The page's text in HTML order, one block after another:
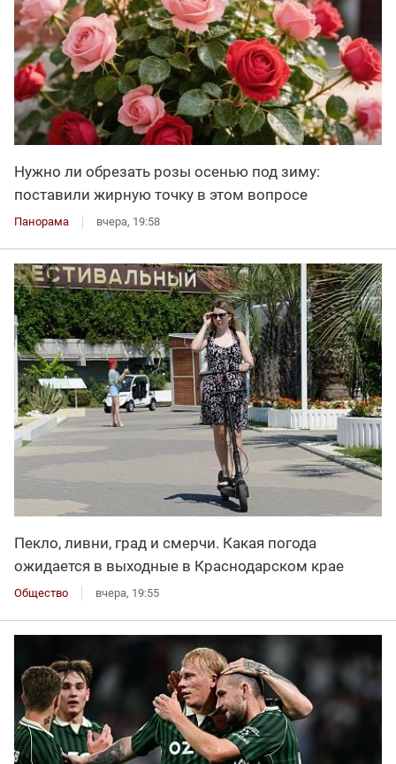
Нужно ли обрезать розы осенью под зиму:
поставили жирную точку в этом вопросе
Панорама вчера, 19:58
Пекло, ливни, град и смерчи. Какая погода
ожидается в выходные в Краснодарском крае
Общество вчера, 19:55